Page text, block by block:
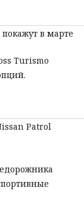
в марте
Turismo
Patrol